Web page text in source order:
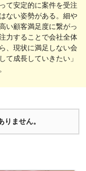
て安定的に案件を受注
ない姿勢がある。細や
い顧客満足度に繋がっ
力することで会社全体
、現状に満足しない会
て成長していきたい」
ません。